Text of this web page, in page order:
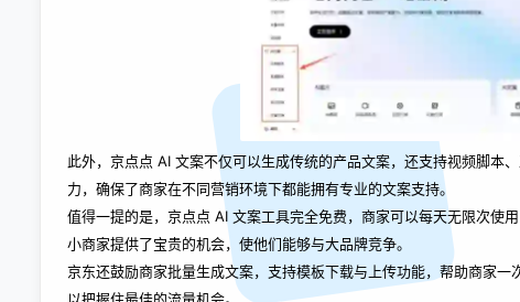
此外，京点点 AI 文案不仅可以生成传统的产品文案，还支持视频脚本
力，确保了商家在不同营销环境下都能拥有专业的文案支持。
值得一提的是，京点点 AI 文案工具完全免费，商家可以每天无限次使
小商家提供了宝贵的机会，使他们能够与大品牌竞争。
京东还鼓励商家批量生成文案，支持模板下载与上传功能，帮助商家